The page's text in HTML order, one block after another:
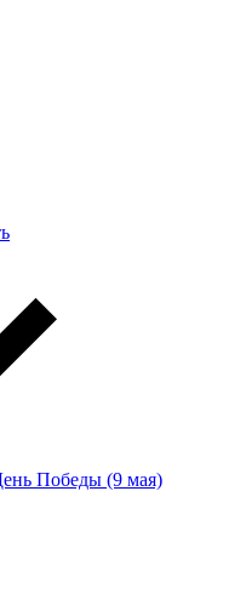
Победы (9 мая)